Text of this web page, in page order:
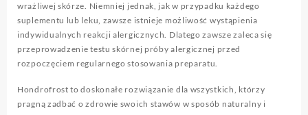
wrażliwej skórze. Niemniej jednak, jak w przypadku każdego
suplementu lub leku, zawsze istnieje możliwość wystąpienia
indywidualnych reakcji alergicznych. Dlatego zawsze zaleca się
przeprowadzenie testu skórnej próby alergicznej przed
rozpoczęciem regularnego stosowania preparatu.
Hondrofrost to doskonałe rozwiązanie dla wszystkich, którzy
pragną zadbać o zdrowie swoich stawów w sposób naturalny i